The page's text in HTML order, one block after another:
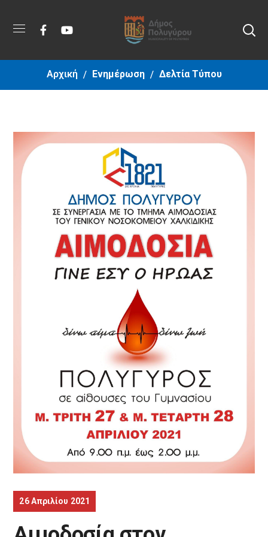
Αρχική Ενημέρωση Δελτία Τύπου
26 Απριλίου 2021